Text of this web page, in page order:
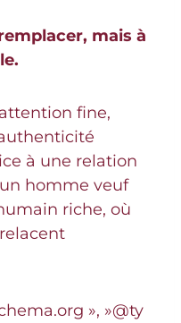
mais à
fine,
à une relation
homme veuf
riche, où
», »@ty